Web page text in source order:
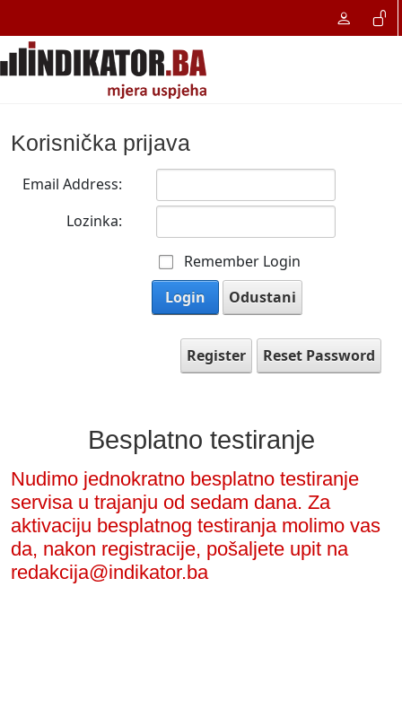
Korisnička prijava
Email Address:
Lozinka:
Remember Login
Login
Odustani
Register Reset Password
Besplatno testiranje
Nudimo jednokratno besplatno testiranje
servisa u trajanju od sedam dana. Za
aktivaciju besplatnog testiranja molimo vas
da, nakon registracije, pošaljete upit na
redakcija@indikator.ba